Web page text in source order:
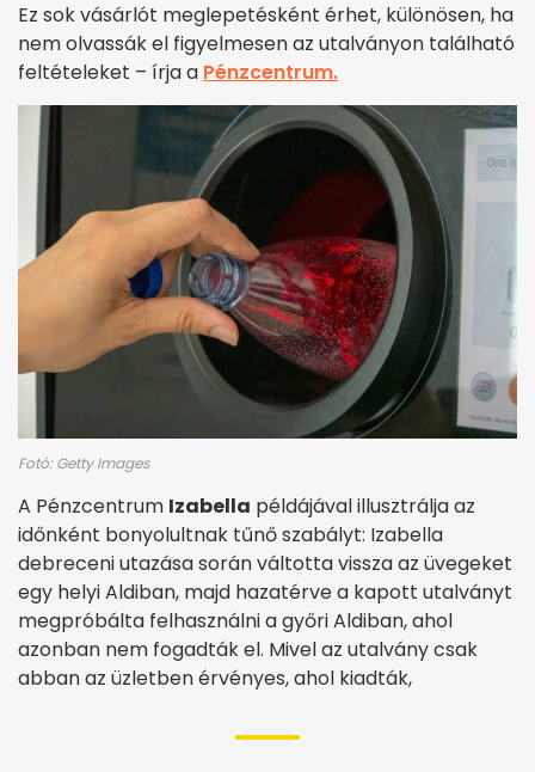
Ez sok vásárlót meglepetésként érhet, különösen, ha
nem olvassák el figyelmesen az utalványon található
feltételeket – írja a Pénzcentrum.
Fotó: Getty Images
A Pénzcentrum Izabella példájával illusztrálja az
időnként bonyolultnak tűnő szabályt: Izabella
debreceni utazása során váltotta vissza az üvegeket
egy helyi Aldiban, majd hazatérve a kapott utalványt
megpróbálta felhasználni a győri Aldiban, ahol
azonban nem fogadták el. Mivel az utalvány csak
abban az üzletben érvényes, ahol kiadták,